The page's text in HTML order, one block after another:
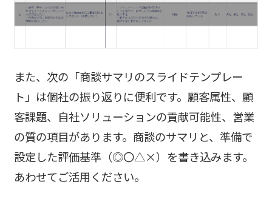
また、次の「商談サマリのスライドテンプレー
ト」は個社の振り返りに便利です。顧客属性、顧
客課題、自社ソリューションの貢献可能性、営業
の質の項目があります。商談のサマリと、準備で
設定した評価基準（◎〇△×）を書き込みます。
あわせてご活用ください。